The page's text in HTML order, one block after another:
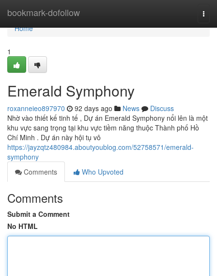
bookmark-dofollow
Home
Home
1
Emerald Symphony
roxanneieo897970 92 days ago News
Discuss
Nhờ vào thiết kế tinh tế , Dự án Emerald Symphony nổi lên là một
khu vực sang trọng tại khu vực tiềm năng thuộc Thành phố Hồ
Chí Minh . Dự án này hội tụ vô
https://jayzqtz480984.aboutyoublog.com/52758571/emerald-
symphony
Comments
Who Upvoted
Comments
Submit a Comment
No HTML